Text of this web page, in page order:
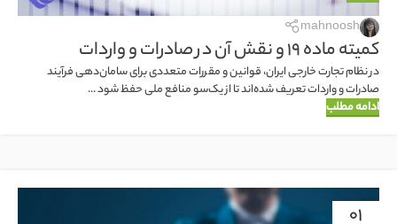
mahnoosh
کمیته ماده 19 و نقش آن در صادرات و واردات
در نظام تجارت خارجی ایران، قوانین و مقررات متعددی برای سامان‌دهی فرآیند
صادرات و واردات تعریف شده‌اند تا از یک‌سو منافع ملی حفظ شود ...
ادامه مطلب
01